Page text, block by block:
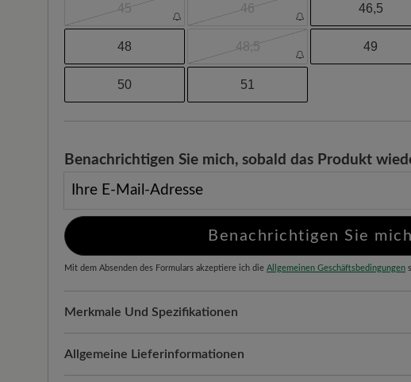
45 46 46,5
48 48,5 49
50 51
Benachrichtigen Sie mich, sobald das Produkt
Benachrichtigen Sie mich
Mit dem Absenden des Formulars akzeptiere ich die Allgemeinen Geschäftsbedingungen
Merkmale Und Spezifikationen
Passform:Comfort - Weite Passform (H) - Für normale bis
Allgemeine Lieferinformationen